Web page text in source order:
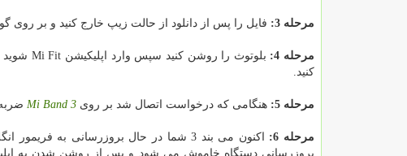
مرحله 3: فایل را پس از دانلود از حالت زیپ خارج کنید و بر
مرحله 4:
کنید.
مرحله 5: هنگامی که درخواست اتصال شد بر روی Mi Band 3
مرحله 6:
اکنون می بند 3 شما در حال بروزرسانی به
بروزرسانی دستگاه خاموش می شود و پس از روشن شدن به